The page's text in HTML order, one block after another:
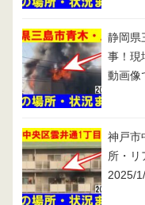
静岡県
事！現
動画像
神戸市
所・リ
2025/